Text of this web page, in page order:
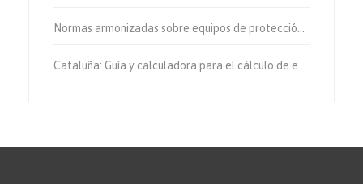
Normas armonizadas sobre equipos de protección individual.
Cataluña: Guía y calculadora para el cálculo de emisiones de gases de efecto invernadero.